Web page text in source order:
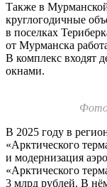
Также в Мурманской
круглогодичные
в поселках
от Мурманска
В комплекс входят
окнами.
В 2025 году в
«Арктического
и модернизация
«Арктического
3 млрд рублей. В